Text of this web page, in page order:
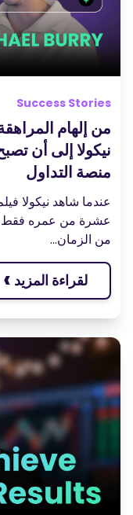
Success Stories
من إلهام
نيكولا إلى أن
منصة التداول
عشرة من عمره فقط،
من الزمان...
لقراءة المزيد ›